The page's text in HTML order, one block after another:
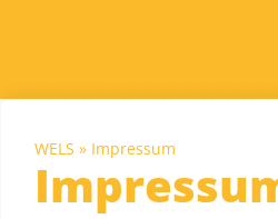
WELS » Impressum